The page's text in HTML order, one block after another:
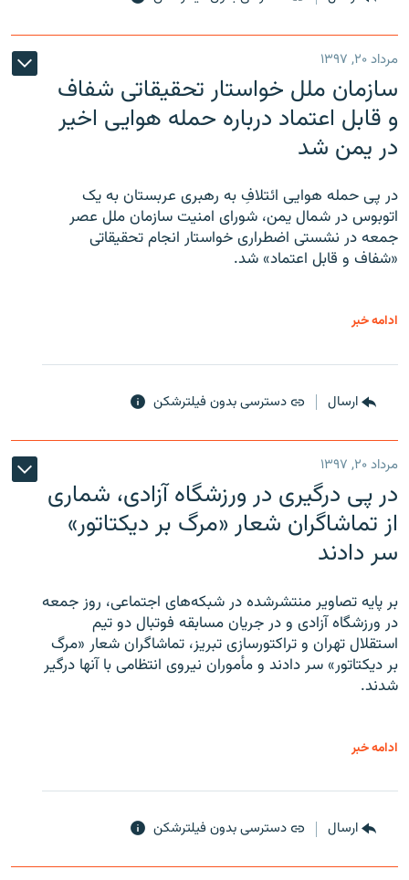
مرداد ۲۰, ۱۳۹۷
سازمان ملل خواستار تحقیقاتی شفاف
و قابل اعتماد درباره حمله هوایی اخیر
در یمن شد
در پی حمله هوایی ائتلافِ به رهبری عربستان به یک
اتوبوس در شمال یمن، شورای امنیت سازمان ملل عصر
جمعه در نشستی اضطراری خواستار انجام تحقیقاتی
«شفاف و قابل اعتماد» شد.
ادامه خبر
ارسال دسترسی بدون فیلترشکن
مرداد ۲۰, ۱۳۹۷
در پی درگیری در ورزشگاه آزادی، شماری
از تماشاگران شعار «مرگ بر دیکتاتور»
سر دادند
بر پایه تصاویر منتشرشده در شبکه‌های اجتماعی، روز جمعه
در ورزشگاه آزادی و در جریان مسابقه فوتبال دو تیم
استقلال تهران و تراکتورسازی تبریز، تماشاگران شعار «مرگ
بر دیکتاتور» سر دادند و مأموران نیروی انتظامی با آنها درگیر
شدند.
ادامه خبر
ارسال دسترسی بدون فیلترشکن